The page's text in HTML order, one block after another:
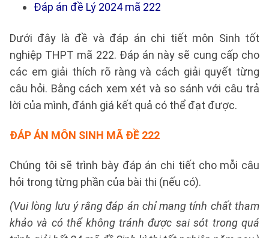
Đáp án đề Lý 2024 mã 222
Dưới đây là đề và đáp án chi tiết môn Sinh tốt
nghiệp THPT mã 222. Đáp án này sẽ cung cấp cho
các em giải thích rõ ràng và cách giải quyết từng
câu hỏi. Bằng cách xem xét và so sánh với câu trả
lời của mình, đánh giá kết quả có thể đạt được.
ĐÁP ÁN MÔN SINH MÃ ĐỀ 222
Chúng tôi sẽ trình bày đáp án chi tiết cho mỗi câu
hỏi trong từng phần của bài thi (nếu có).
(Vui lòng lưu ý rằng đáp án chỉ mang tính chất tham
khảo và có thể không tránh được sai sót trong quá